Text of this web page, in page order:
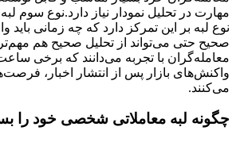
مهارت در تحلیل نمودار نیاز دارد.نوع سوم
نوع لبه بر این تمرکز دارد که چه زمانی باید
صحیح حتی می‌تواند از تحلیل صحیح هم
معامله‌گران با تجربه می‌دانند که برخی
واکنش‌های بازار پس از انتشار اخبار،
می‌کنند.
چگونه لبه معاملاتی شخصی خود را